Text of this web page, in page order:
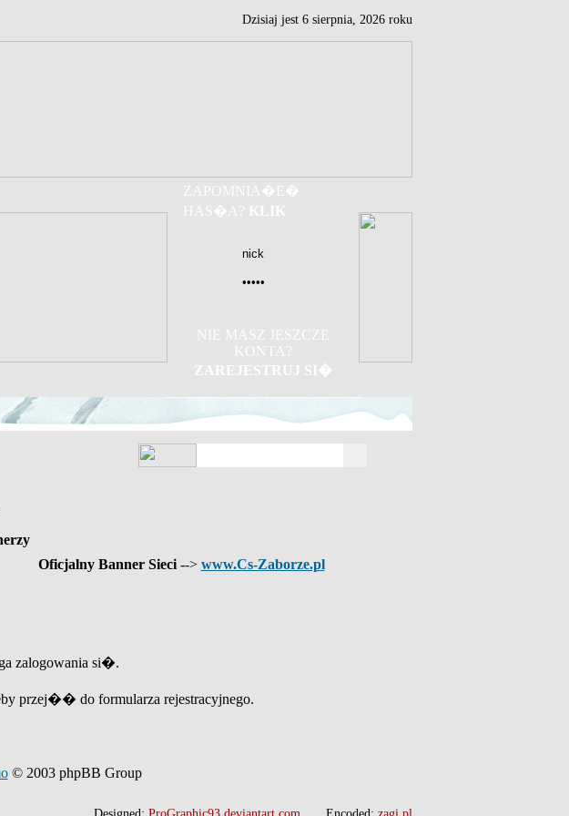
Dzisiaj jest 6 sierpnia, 2026 roku
ZAPOMNIA�E�
HAS�A? KLIK
NIE MASZ JESZCZE
KONTA?
ZAREJESTRUJ SI�
Oficjalny Banner Sieci --> www.Cs-Zaborze.pl
zalogowania si�.
przej�� do formularza rejestracyjnego.
© 2003 phpBB Group